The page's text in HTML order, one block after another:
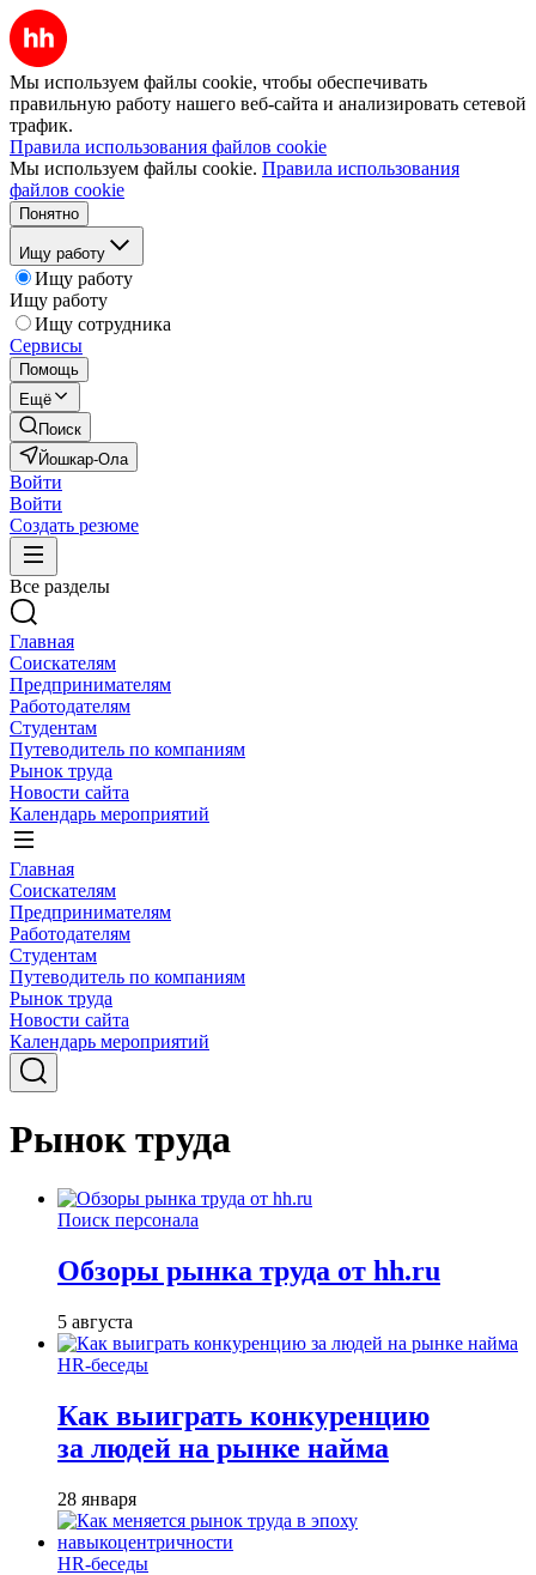
Мы используем файлы cookie, чтобы обеспечивать
правильную работу нашего веб-сайта и анализировать сетевой
трафик.
Правила использования файлов cookie
Мы используем файлы cookie. Правила использования
файлов cookie
Понятно
Ищу работу
Ищу работу
Ищу работу
Ищу сотрудника
Сервисы
Помощь
Ещё
Поиск
Йошкар-Ола
Войти
Войти
Создать резюме
Все разделы
Главная
Соискателям
Предпринимателям
Работодателям
Студентам
Путеводитель по компаниям
Рынок труда
Новости сайта
Календарь мероприятий
Главная
Соискателям
Предпринимателям
Работодателям
Студентам
Путеводитель по компаниям
Рынок труда
Новости сайта
Календарь мероприятий
Рынок труда
Поиск персонала
Обзоры рынка труда от hh.ru
5 августа
HR-беседы
Как выиграть конкуренцию
за людей на рынке найма
28 января
HR-беседы